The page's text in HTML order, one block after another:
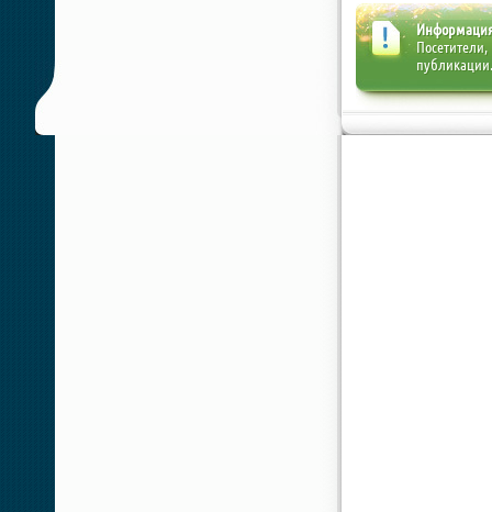
публикации.